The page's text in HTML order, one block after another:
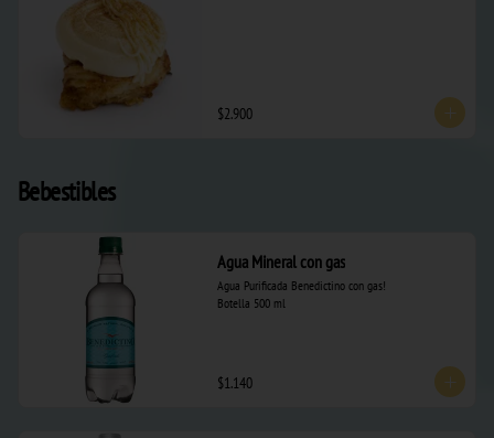
$2.900
Bebestibles
Agua Mineral con gas
Agua Purificada Benedictino con gas!
Botella 500 ml
$1.140